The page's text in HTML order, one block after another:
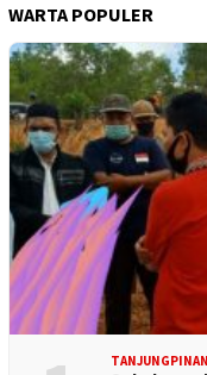
WARTA POPULER